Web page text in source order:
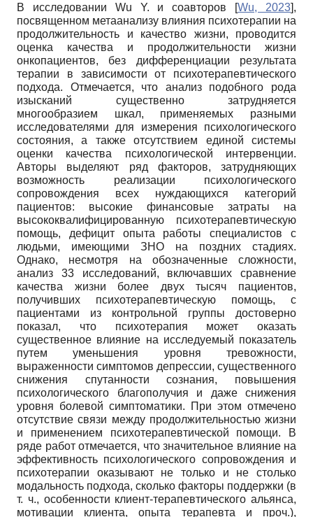
В исследовании Wu Y. и соавторов [Wu, 2023],
посвященном метаанализу влияния психотерапии на
продолжительность и качество жизни, проводится
оценка качества и продолжительности жизни
онкопациентов, без дифференциации результата
терапии в зависимости от психотерапевтического
подхода. Отмечается, что анализ подобного рода
изысканий существенно затрудняется
многообразием шкал, применяемых разными
исследователями для измерения психологического
состояния, а также отсутствием единой системы
оценки качества психологической интервенции.
Авторы выделяют ряд факторов, затрудняющих
возможность реализации психологического
сопровождения всех нуждающихся категорий
пациентов: высокие финансовые затраты на
высококвалифицированную психотерапевтическую
помощь, дефицит опыта работы специалистов с
людьми, имеющими ЗНО на поздних стадиях.
Однако, несмотря на обозначенные сложности,
анализ 33 исследований, включавших сравнение
качества жизни более двух тысяч пациентов,
получивших психотерапевтическую помощь, с
пациентами из контрольной группы достоверно
показал, что психотерапия может оказать
существенное влияние на исследуемый показатель
путем уменьшения уровня тревожности,
выраженности симптомов депрессии, существенного
снижения спутанности сознания, повышения
психологического благополучия и даже снижения
уровня болевой симптоматики. При этом отмечено
отсутствие связи между продолжительностью жизни
и применением психотерапевтической помощи. В
ряде работ отмечается, что значительное влияние на
эффективность психологического сопровождения и
психотерапии оказывают не только и не столько
модальность подхода, сколько факторы поддержки (в
т. ч., особенности клиент-терапевтического альянса,
мотивации клиента, опыта терапевта и проч.),